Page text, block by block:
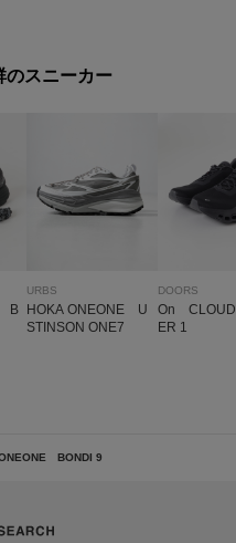
のスニーカー
B
URBS
HOKA ONEONE U
STINSON ONE7
DOORS
On
ER 1
BONDI 9